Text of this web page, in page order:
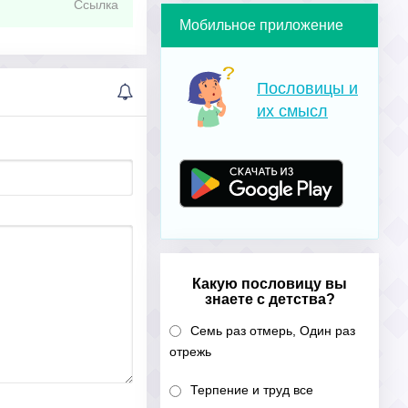
Мобильное приложение
Пословицы и
их смысл
Какую пословицу вы
знаете с детства?
Семь раз отмерь, Один раз
отрежь
Терпение и труд все
Ссылка